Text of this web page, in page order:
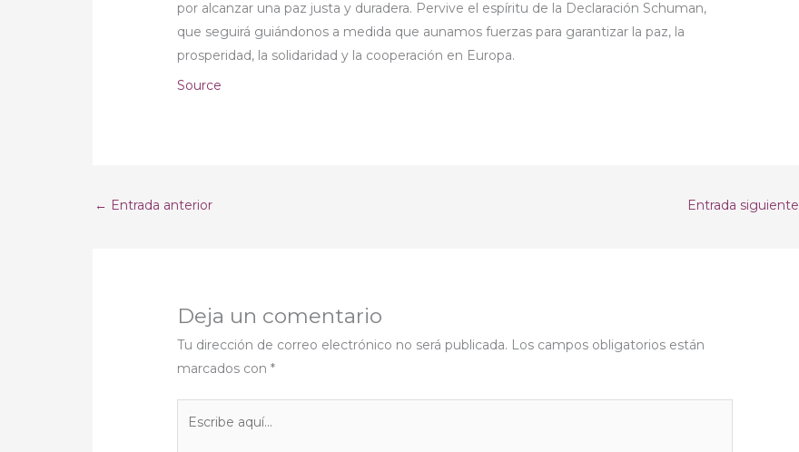
por alcanzar una paz justa y duradera. Pervive el espíritu de la Declaración Schuman,
que seguirá guiándonos a medida que aunamos fuerzas para garantizar la paz, la
prosperidad, la solidaridad y la cooperación en Europa.
Source
← Entrada anterior Entrada siguiente
Deja un comentario
Tu dirección de correo electrónico no será publicada. Los campos obligatorios están
marcados con*